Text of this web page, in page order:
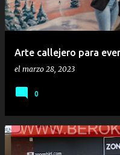
Arte callejero para
el marzo 28, 2023
0